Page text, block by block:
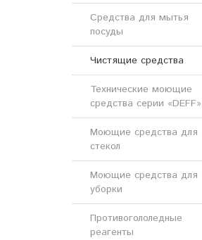
Кислотные моющие
средства
Щелочные моющие
средства
Средства для мытья
посуды
Чистящие средства
Технические моющие
средства серии «DEFF»
Моющие средства для
стекол
Моющие средства для
уборки
Противогололедные
реагенты